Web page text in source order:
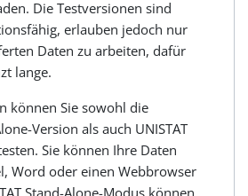
Die Testversionen sind
erlauben jedoch nur
Daten zu arbeiten, dafür
lange.
können Sie sowohl die
Version als auch UNISTAT
Sie können Ihre Daten
Word oder einen Webbrowser
Stand-Alone-Modus können